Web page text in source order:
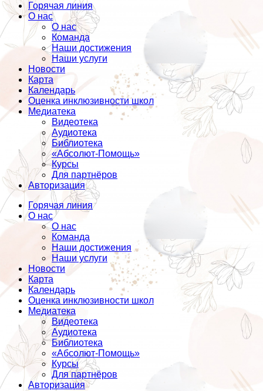
Горячая линия
О нас
О нас
Команда
Наши достижения
Наши услуги
Новости
Карта
Календарь
Оценка инклюзивности школ
Медиатека
Видеотека
Аудиотека
Библиотека
«Абсолют-Помощь»
Курсы
Для партнёров
Авторизация
Горячая линия
О нас
О нас
Команда
Наши достижения
Наши услуги
Новости
Карта
Календарь
Оценка инклюзивности школ
Медиатека
Видеотека
Аудиотека
Библиотека
«Абсолют-Помощь»
Курсы
Для партнёров
Авторизация